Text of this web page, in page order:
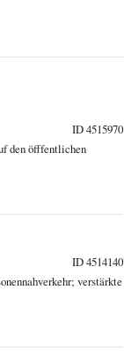
ID 4515970
den öfffentlichen
ID 4514140
verstärkte